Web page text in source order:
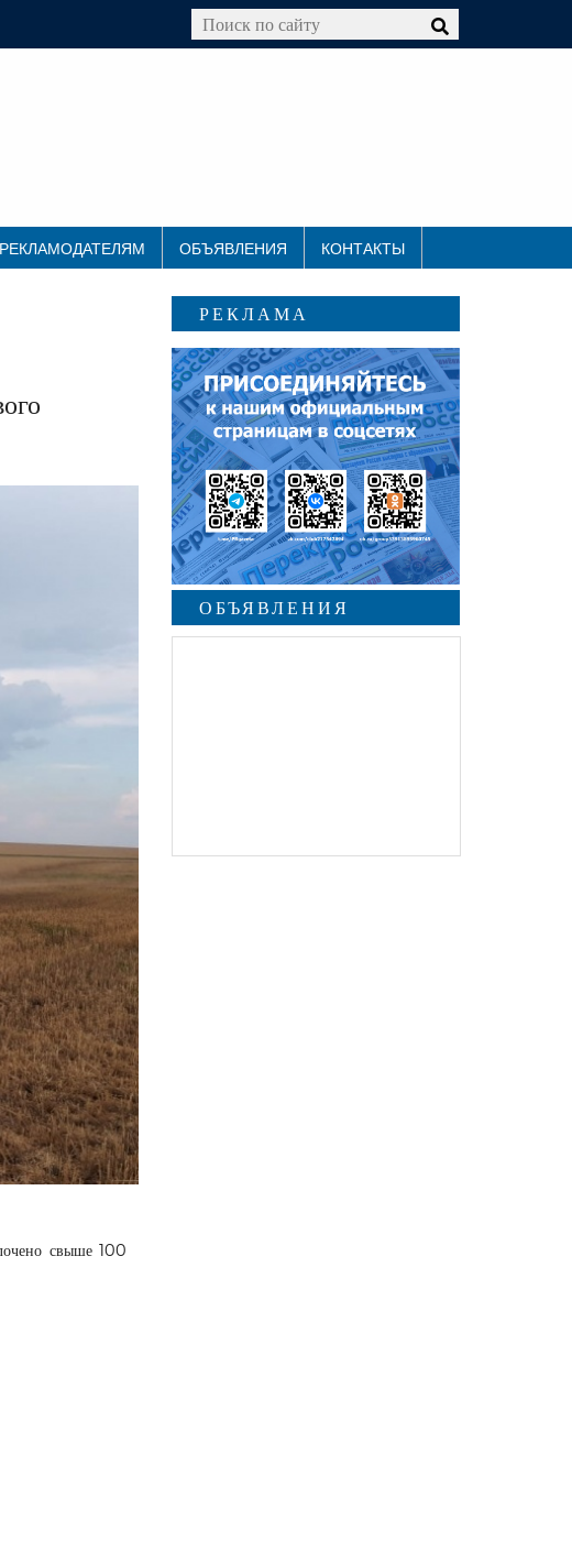
РЕКЛАМОДАТЕЛЯМ ОБЪЯВЛЕНИЯ КОНТАКТЫ
свыше 100
РЕКЛАМА
ОБЪЯВЛЕНИЯ